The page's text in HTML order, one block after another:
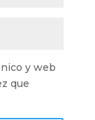
y web
que